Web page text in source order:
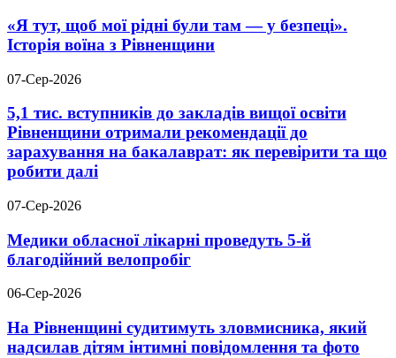
«Я тут, щоб мої рідні були там — у безпеці».
Історія воїна з Рівненщини
07-Сер-2026
5,1 тис. вступників до закладів вищої освіти
Рівненщини отримали рекомендації до
зарахування на бакалаврат: як перевірити та що
робити далі
07-Сер-2026
Медики обласної лікарні проведуть 5-й
благодійний велопробіг
06-Сер-2026
На Рівненщині судитимуть зловмисника, який
надсилав дітям інтимні повідомлення та фото